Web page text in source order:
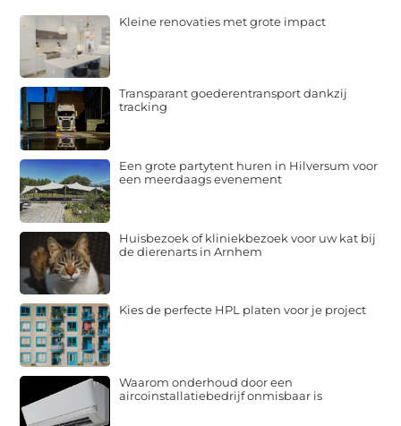
Kleine renovaties met grote impact
Transparant goederentransport dankzij
tracking
Een grote partytent huren in Hilversum voor
een meerdaags evenement
Huisbezoek of kliniekbezoek voor uw kat bij
de dierenarts in Arnhem
Kies de perfecte HPL platen voor je project
Waarom onderhoud door een
aircoinstallatiebedrijf onmisbaar is